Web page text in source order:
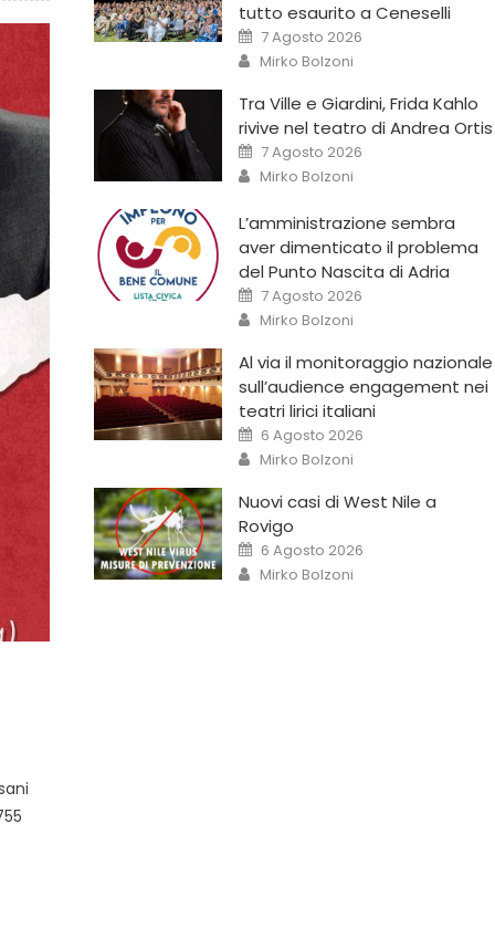
tutto esaurito a Ceneselli
7 Agosto 2026
Mirko Bolzoni
Tra Ville e Giardini, Frida Kahlo
rivive nel teatro di Andrea Ortis
7 Agosto 2026
Mirko Bolzoni
L’amministrazione sembra
aver dimenticato il problema
del Punto Nascita di Adria
7 Agosto 2026
Mirko Bolzoni
Al via il monitoraggio nazionale
sull’audience engagement nei
teatri lirici italiani
6 Agosto 2026
Mirko Bolzoni
Nuovi casi di West Nile a
Rovigo
6 Agosto 2026
Mirko Bolzoni